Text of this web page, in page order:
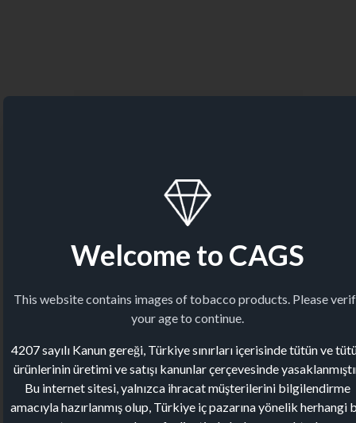
Welcome to CAGS
This website contains images of tobacco products. Please
your age to continue.
4207 sayılı Kanun gereği, Türkiye sınırları içerisinde tütün ve
ürünlerinin üretimi ve satışı kanunlar çerçevesinde
Bu internet sitesi, yalnızca ihracat müşterilerini bilgilendirme
amacıyla hazırlanmış olup, Türkiye iç pazarına yönelik herhangi